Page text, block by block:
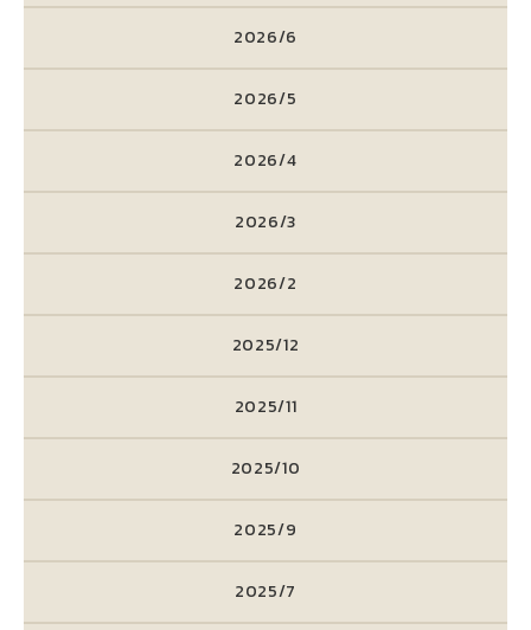
2026/6
2026/5
2026/4
2026/3
2026/2
2025/12
2025/11
2025/10
2025/9
2025/7